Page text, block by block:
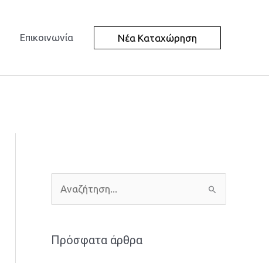
Επικοινωνία Νέα Καταχώρηση
Πρόσφατα άρθρα